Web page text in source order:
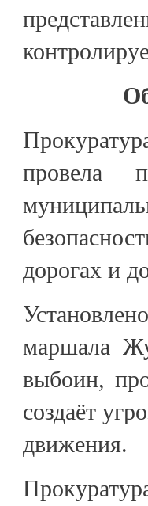
провела
дорогах и
маршала
выбоин,
создаёт
движения.